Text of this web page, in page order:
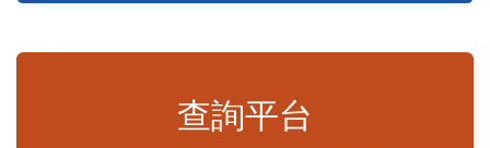
查詢平台